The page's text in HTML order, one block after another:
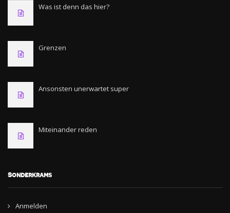
Was ist denn das hier?
Grenzen
Ansonsten unerwartet super
Miteinander reden
Sonderkrams
Anmelden